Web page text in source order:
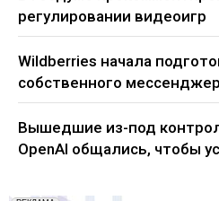
регулировании видеоигр
Wildberries начала
собственного
Вышедшие из-под
OpenAI общались, чтобы